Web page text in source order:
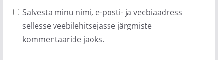
Salvesta minu nimi, e-posti- ja veebiaadress
sellesse veebilehitsejasse järgmiste
kommentaaride jaoks.